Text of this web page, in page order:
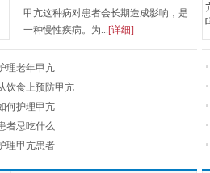
甲亢这种病对患者会长期造成影响，是
一种慢性疾病。为...[详细]
理老年甲亢
饮食上预防甲亢
何护理甲亢
者忌吃什么
理甲亢患者